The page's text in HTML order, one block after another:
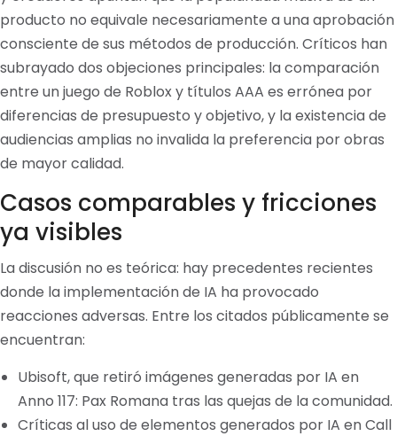
producto no equivale necesariamente a una aprobación
consciente de sus métodos de producción. Críticos han
subrayado dos objeciones principales: la comparación
entre un juego de Roblox y títulos AAA es errónea por
diferencias de presupuesto y objetivo, y la existencia de
audiencias amplias no invalida la preferencia por obras
de mayor calidad.
Casos comparables y fricciones
ya visibles
La discusión no es teórica: hay precedentes recientes
donde la implementación de IA ha provocado
reacciones adversas. Entre los citados públicamente se
encuentran:
Ubisoft, que retiró imágenes generadas por IA en
Anno 117: Pax Romana tras las quejas de la comunidad.
Críticas al uso de elementos generados por IA en Call